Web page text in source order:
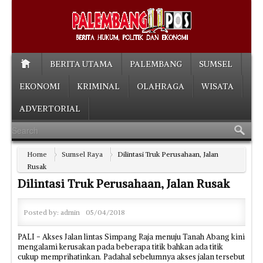
BERITA UTAMA PALEMBANG SUMSEL
EKONOMI KRIMINAL OLAHRAGA WISATA
ADVERTORIAL
Home Sumsel Raya
Dilintasi Truk Perusahaan, Jalan
Rusak
Dilintasi Truk Perusahaan, Jalan Rusak
Posted by: admin 05/04/2018
PALI - Akses Jalan lintas Simpang Raja menuju Tanah Abang kini
mengalami kerusakan pada beberapa titik bahkan ada titik
cukup memprihatinkan. Padahal sebelumnya akses jalan tersebut